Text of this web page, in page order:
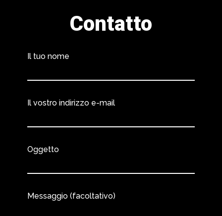
Contatto
Il tuo nome
Il vostro indirizzo e-mail
Oggetto
Messaggio (facoltativo)